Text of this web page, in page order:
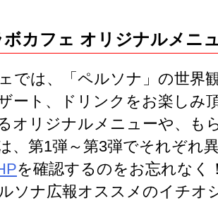
カフェ オリジナルメニ
では、「ペルソナ」の世界
ート、ドリンクをお楽しみ
オリジナルメニューや、も
、第1弾～第3弾でそれぞれ
を確認するのをお忘れなく
ソナ広報オススメのイチオ